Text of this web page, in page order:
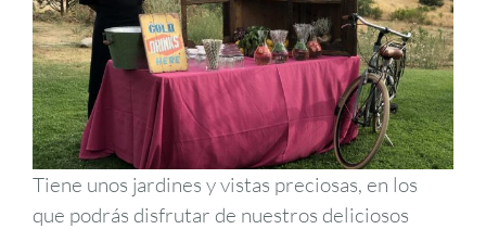
Tiene unos jardines y vistas preciosas, en los
que podrás disfrutar de nuestros deliciosos